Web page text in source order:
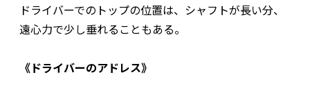
ドライバーでのトップの位置は、シャフトが長い分、
遠心力で少し垂れることもある。
《ドライバーのアドレス》